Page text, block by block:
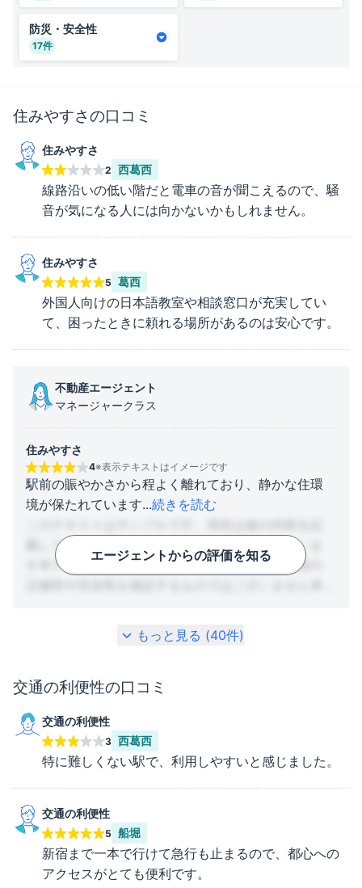
防災・安全性
17件
住みやすさの口コミ
住みやすさ
2 西葛西
線路沿いの低い階だと電車の音が聞こえるので、騒
音が気になる人には向かないかもしれません。
住みやすさ
5 葛西
外国人向けの日本語教室や相談窓口が充実してい
て、困ったときに頼れる場所があるのは安心です。
不動産エージェント
マネージャークラス
住みやすさ
4※表示テキストはイメージです
駅前の賑やかさから程よく離れており、静かな住環
境が保たれています...続きを読む
載しており、実際の情報とは異なる場合がございま
す本テキストは参考用として掲載しており、内容の
除される可能性がございますので、あらかじめご理
解のうえご覧ください。仮情報として掲載しており
てご確認ください。
エージェントからの評価を知る
もっと見る (40件)
交通の利便性の口コミ
交通の利便性
3 西葛西
特に難しくない駅で、利用しやすいと感じました。
交通の利便性
5 船堀
新宿まで一本で行けて急行も止まるので、都心への
アクセスがとても便利です。